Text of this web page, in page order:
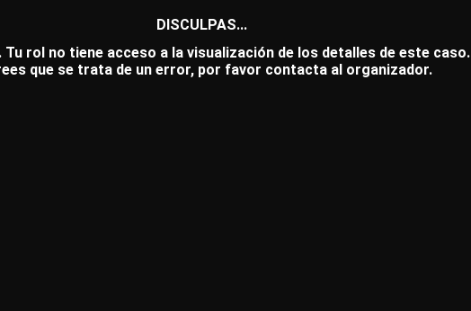
DISCULPAS...
Tu rol no tiene acceso a la visualización de los detalles de este caso.
que se trata de un error, por favor contacta al organizador.